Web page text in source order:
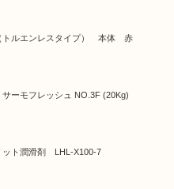
トルエンレスタイプ） 本体 赤
ーモフレッシュ NO.3F (20Kg)
ト潤滑剤 LHL-X100-7